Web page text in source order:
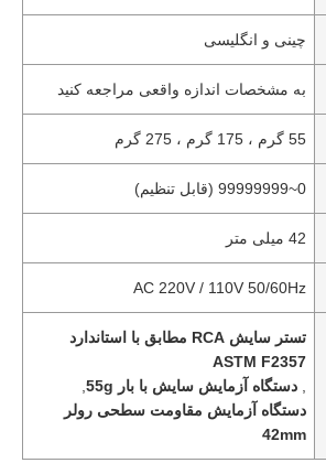
چینی و انگلیسی
به مشخصات اندازه واقعی مراجعه کنید
55 گرم ، 175 گرم ، 275 گرم
0~99999999 (قابل تنظیم)
42 میلی متر
AC 220V / 110V 50/60Hz
تستر سایش RCA مطابق با استاندارد
ASTM F2357
,دستگاه آزمایش سایش با بار 55g
دستگاه آزمایش مقاومت سطحی رولر
42mm